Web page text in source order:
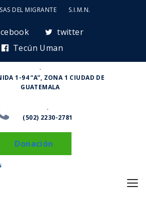
DEL MIGRANTE S.I.M.N.
twitter
Tecún Uman
.
1-94 “A”, ZONA 1 CIUDAD DE
GUATEMALA
.
(502) 2230-2781
Donación